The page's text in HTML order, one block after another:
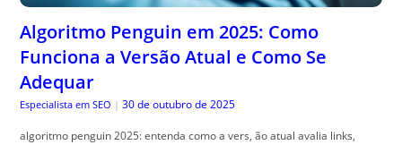
Algoritmo Penguin em 2025: Como
Funciona a Versão Atual e Como Se
Adequar
Especialista em SEO | 30 de outubro de 2025
algoritmo penguin 2025: entenda como a vers, ão atual avalia links,